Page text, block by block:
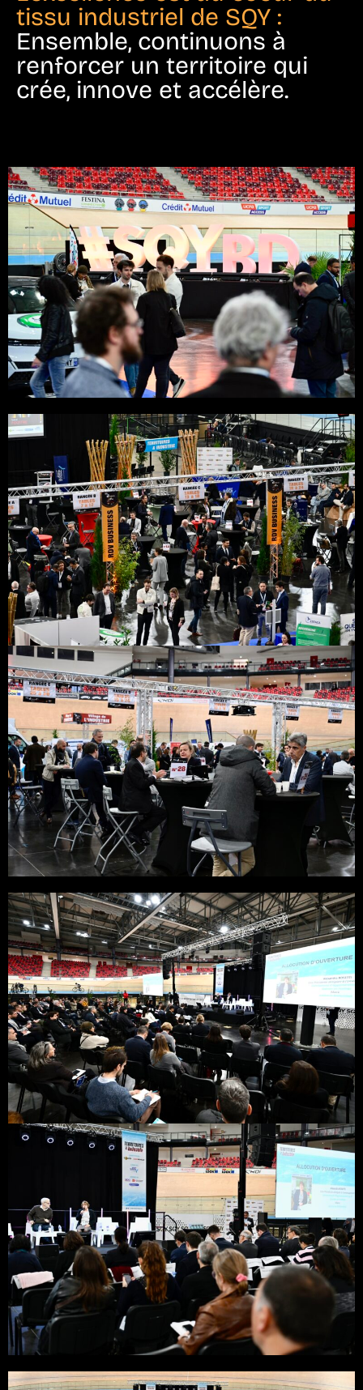
tissu industriel de SQY :
Ensemble, continuons à
renforcer un territoire qui
crée, innove et accélère.